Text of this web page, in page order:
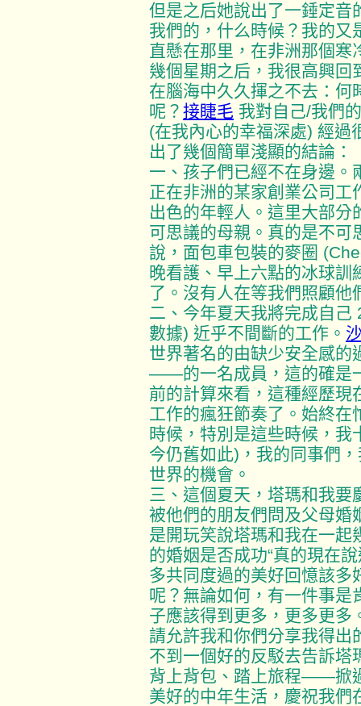
但是之后她說出了一錘定音
我們的，什么時候？我的又
直懸在那里，在非洲那個寒
幾個星期之后，我很高興回
在腦海中久久揮之不去：何
呢？ 接睫毛 我對自己/我們
(在我內心的幸福深處) 經過
出了幾個簡單淺顯的結論：
一、孩子們已經不在身邊。
正在非洲的某家創業公司工
出色的年輕人。這里大部分
可思議的母親。真的是不可
說，面包車包裝的麥圈
晚看護、早上六點的冰球
了。沒有人在等我們照顧他
二、今年夏天我將完成自
數據) 近乎不間斷的工作。
世界著名的由缺少安全感的
——的一名成員，這的確是
前的計算來看，這種經歷
工作的瘋狂節奏了。始終
時候，特別是這些時候，
今仍舊如此)，我的同事們
世界的機會。
三、這個夏天，塔瑪和我
被他們的朋友們問及父母婚
是開玩笑說塔瑪和我在一起
的婚姻是否成功“真的現在
多共同度過的美好回憶該多
呢？無論如何，有一件事是
子應該得到更多，更多更多
請允許我和你們分享我得出
不到一個好的反駁去告訴塔
背上背包、踏上旅程——掀
美好的中年生活，慶祝我們